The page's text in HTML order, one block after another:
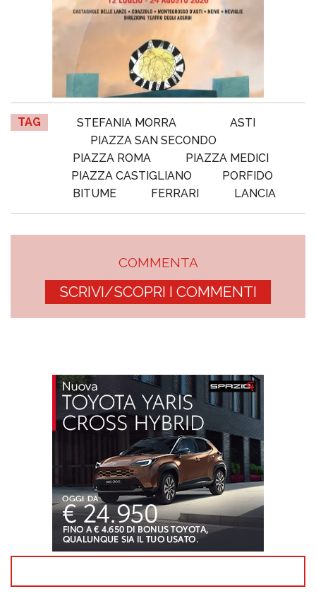
TAG STEFANIA MORRA
ASTI
PIAZZA SAN SECONDO
PIAZZA ROMA
PIAZZA MEDICI
PIAZZA CASTIGLIANO
PORFIDO
BITUME
FERRARI LANCIA
COMMENTA
SCRIVI/SCOPRI I COMMENTI